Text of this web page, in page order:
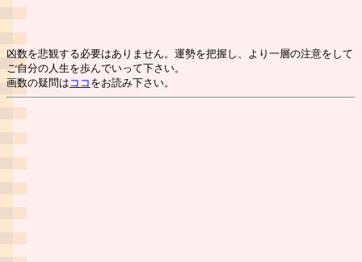
凶数を悲観する必要はありません。運勢を把握し、より一層の注意をして
ご自分の人生を歩んでいって下さい。
画数の疑問は ココ をお読み下さい。